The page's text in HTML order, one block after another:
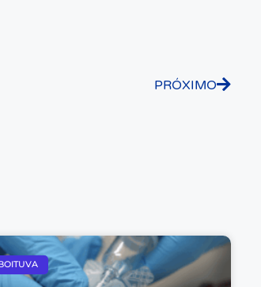
PRÓXIMO